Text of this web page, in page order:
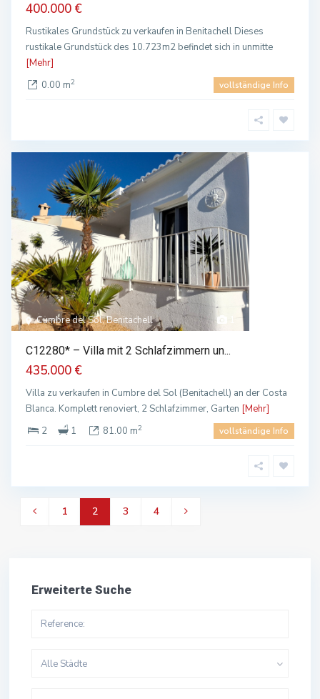
400.000 €
Rustikales Grundstück zu verkaufen in Benitachell Dieses
rustikale Grundstück des 10.723m2 befindet sich in unmitte
[Mehr]
0.00 m2 vollständige Info
Cumbre del Sol, Benitachell
C12280* – Villa mit 2 Schlafzimmern un...
435.000 €
Villa zu verkaufen in Cumbre del Sol (Benitachell) an der Costa
Blanca. Komplett renoviert, 2 Schlafzimmer, Garten [Mehr]
2
1 81.00 m2 vollständige Info
1 2 3 4
Erweiterte Suche
Alle Städte